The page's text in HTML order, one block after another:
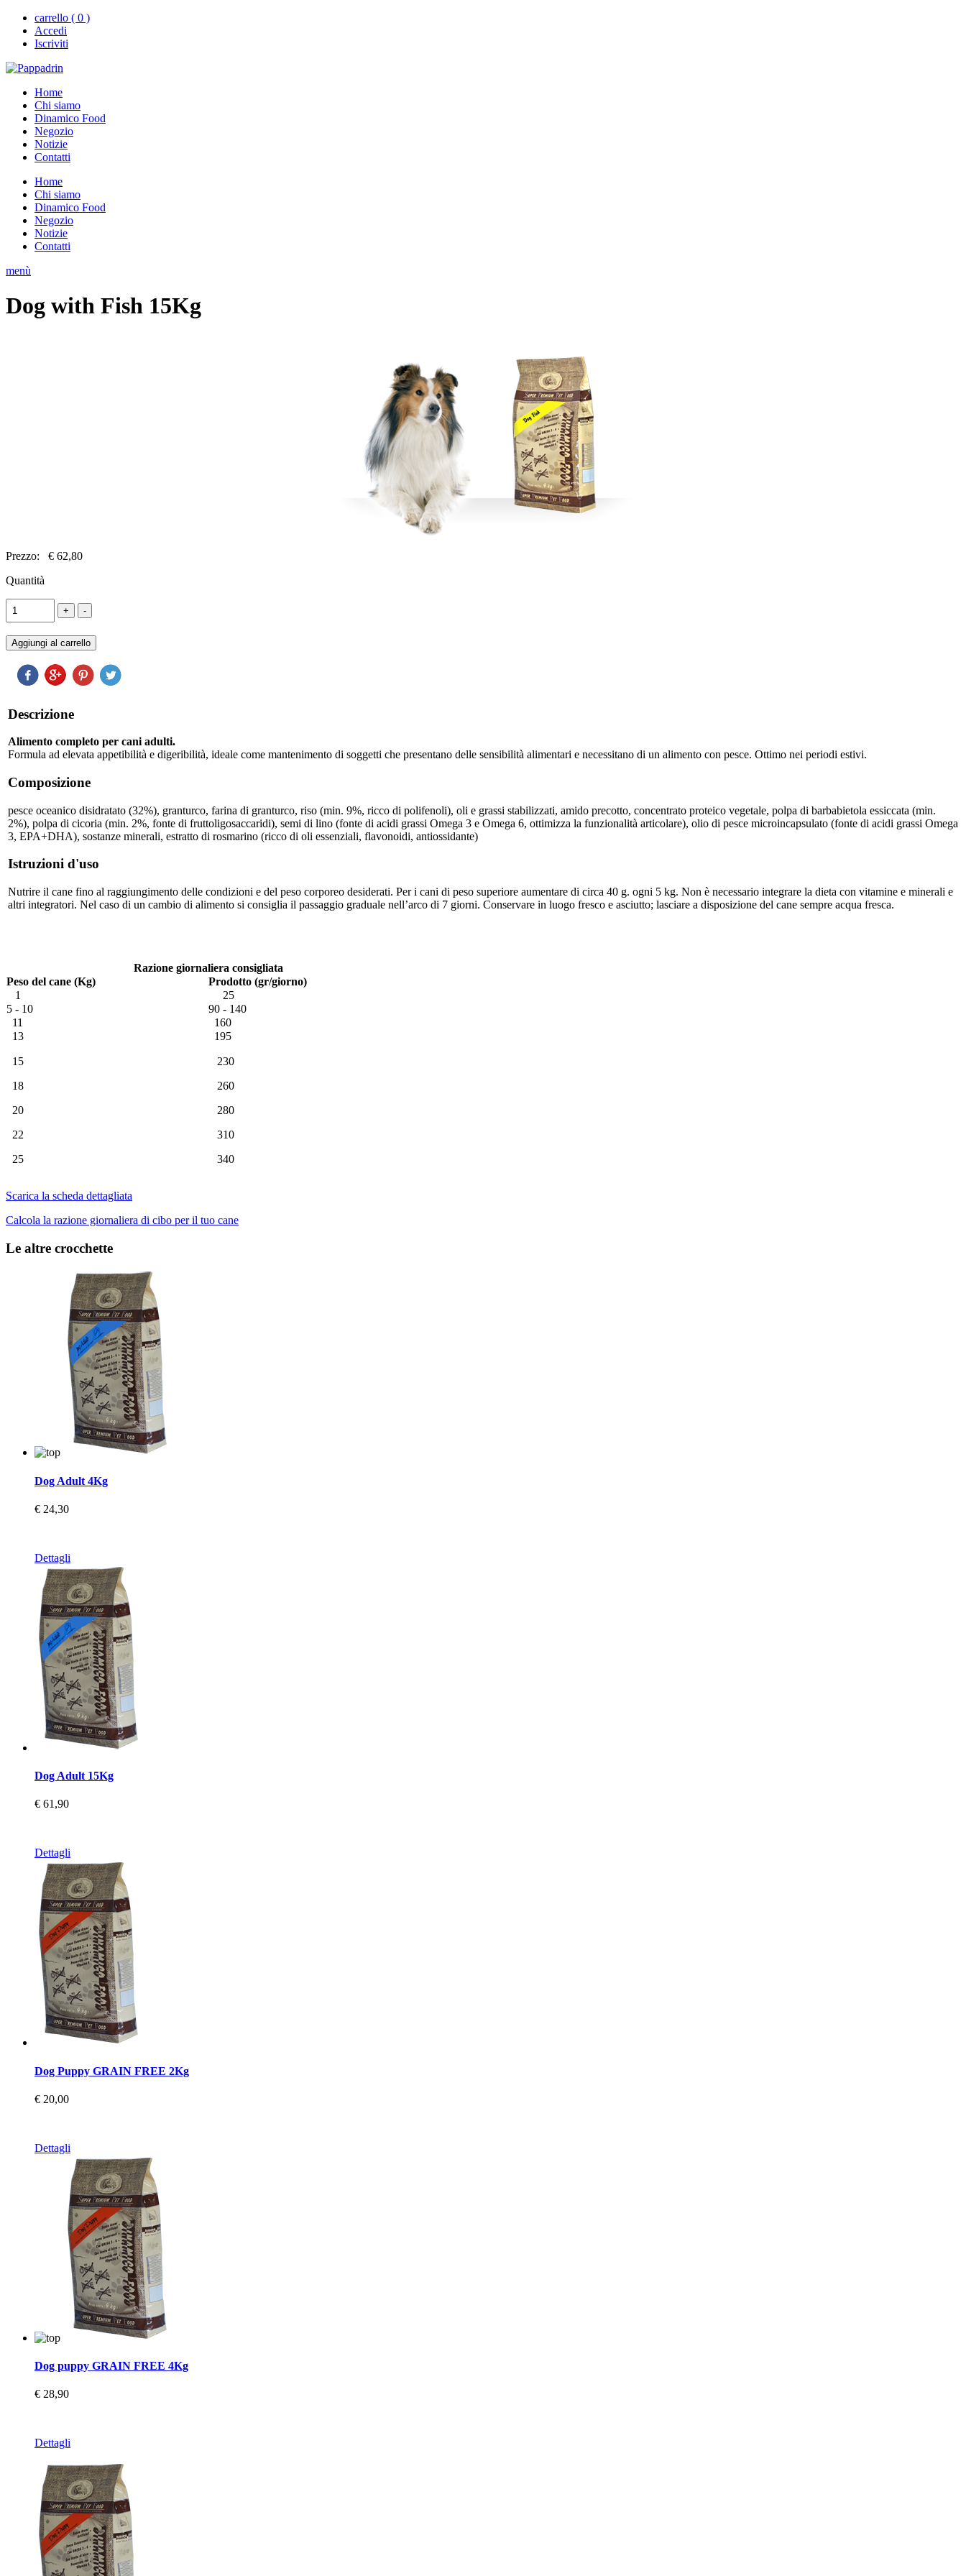
carrello ( 0 )
Accedi
Iscriviti
Home
Chi siamo
Dinamico Food
Negozio
Notizie
Contatti
Home
Chi siamo
Dinamico Food
Negozio
Notizie
Contatti
menù
Dog with Fish 15Kg
Prezzo:
€ 62,80
Quantità
Descrizione
Alimento completo per cani adulti.
Formula ad elevata appetibilità e digeribilità, ideale come mantenimento di soggetti che presentano delle sensibilità alimentari e necessitano di un alimento con pesce. Ottimo nei periodi estivi.
Composizione
pesce oceanico disidratato (32%), granturco, farina di granturco, riso (min. 9%, ricco di polifenoli), oli e grassi stabilizzati, amido precotto, concentrato proteico vegetale, polpa di barbabietola essiccata (min.
2%), polpa di cicoria (min. 2%, fonte di fruttoligosaccaridi), semi di lino (fonte di acidi grassi Omega 3 e Omega 6, ottimizza la funzionalità articolare), olio di pesce microincapsulato (fonte di acidi grassi Omega
3, EPA+DHA), sostanze minerali, estratto di rosmarino (ricco di oli essenziali, flavonoidi, antiossidante)
Istruzioni d'uso
Nutrire il cane fino al raggiungimento delle condizioni e del peso corporeo desiderati. Per i cani di peso superiore aumentare di circa 40 g. ogni 5 kg. Non è necessario integrare la dieta con vitamine e minerali e
altri integratori. Nel caso di un cambio di alimento si consiglia il passaggio graduale nell’arco di 7 giorni. Conservare in luogo fresco e asciutto; lasciare a disposizione del cane sempre acqua fresca.
Razione giornaliera consigliata
Peso del cane (Kg)
Prodotto (gr/giorno)
1
25
5 - 10
90 - 140
11
160
13
195
15
18
20
22
25
230
260
280
310
340
Scarica la scheda dettagliata
Calcola la razione giornaliera di cibo per il tuo cane
Le altre crocchette
Dog Adult 4Kg
€ 24,30
Dettagli
Dog Adult 15Kg
€ 61,90
Dettagli
Dog Puppy GRAIN FREE 2Kg
€ 20,00
Dettagli
Dog puppy GRAIN FREE 4Kg
€ 28,90
Dettagli